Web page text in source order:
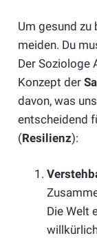
Um gesund zu
meiden. Du
Der Soziologe
Konzept der
davon, was
entscheidend
(Resilienz):
Die Welt